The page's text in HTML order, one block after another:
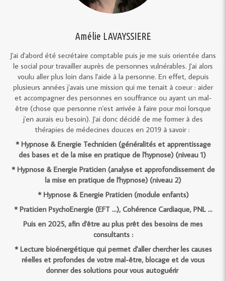
Amélie LAVAYSSIERE
J'ai d'abord été secrétaire comptable puis je me suis orientée dans
le social pour travailler auprès de personnes vulnérables. J'ai alors
voulu aller plus loin dans l'aide à la personne. En effet, depuis
plusieurs années j'avais une mission qui me tenait à coeur : aider
et accompagner des personnes en souffrance ou ayant un mal-
être (chose que personne n'est arrivée à faire pour moi lorsque
j'en aurais eu besoin). J'ai donc décidé de me former à des
thérapies de médecines douces en 2019 à savoir :
* Hypnose & Energie Technicien (généralités et apprentissage
des bases et de la mise en pratique de l'hypnose) (niveau 1)
* Hypnose & Energie Praticien (analyse et approfondissement de
la mise en pratique de l'hypnose) (niveau 2)
* Hypnose & Energie Praticien (module enfants)
* Praticien PsychoEnergie (EFT ...), Cohérence Cardiaque, PNL ...
Puis en 2025, afin d'être au plus prêt des besoins de mes
consultants :
* Lecture bioénergétique qui permet d'aller chercher les causes
réelles et profondes de votre mal-être, blocage et de vous
donner des solutions pour vous autoguérir